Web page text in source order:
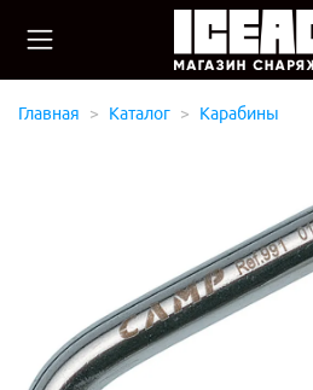
Главная Каталог Карабины